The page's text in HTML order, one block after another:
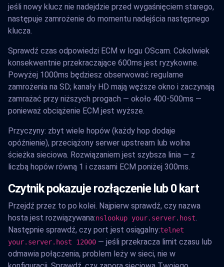
jeśli nowy klucz nie nadejdzie przed wygaśnięciem starego,
następuje zamrożenie do momentu nadejścia następnego
klucza.
Sprawdź czas odpowiedzi ECM w logu OScam. Cokolwiek
konsekwentnie przekraczające 600ms jest ryzykowne.
Powyżej 1000ms będziesz obserwować regularne
zamrożenia na SD; kanały HD mają węższe okno i zaczynają
zamrażać przy niższych progach — około 400-500ms —
ponieważ obciążenie ECM jest wyższe.
Przyczyny: zbyt wiele hopów (każdy hop dodaje
opóźnienie), przeciążony serwer upstream lub wolna
ścieżka sieciowa. Rozwiązaniem jest szybsza linia — z
liczbą hopów równą 1 i czasami ECM poniżej 300ms.
Czytnik pokazuje rozłączenie lub 0 kart
Przejdź przez to po kolei. Najpierw sprawdź, czy nazwa
hosta jest rozwiązywana:nslookup your.server.host.
Następnie sprawdź, czy port jest osiągalny:telnet
your.server.host 12000 — jeśli przekracza limit czasu lub
odmawia połączenia, problem leży w sieci, nie w